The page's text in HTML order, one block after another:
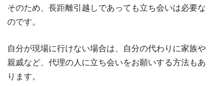
そのため、長距離引越しであっても立ち会いは必要な
のです。
自分が現場に行けない場合は、自分の代わりに家族や
親戚など、代理の人に立ち会いをお願いする方法もあ
ります。